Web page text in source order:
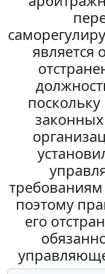
является
требованиям
поэтому
его